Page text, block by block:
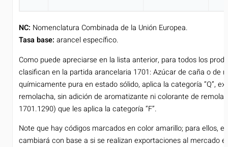
NC: Nomenclatura Combinada de la Unión Europea.
Tasa base: arancel específico.
Como puede apreciarse en la lista anterior, para todos los
clasifican en la partida arancelaria 1701: Azúcar de caña o de
químicamente pura en estado sólido, aplica la categoría “Q”,
remolacha, sin adición de aromatizante ni colorante de
1701.1290) que les aplica la categoría “F”.
Note que hay códigos marcados en color amarillo; para ellos,
cambiará con base a si se realizan exportaciones al mercado